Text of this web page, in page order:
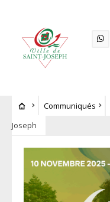
Communiqués
Joseph